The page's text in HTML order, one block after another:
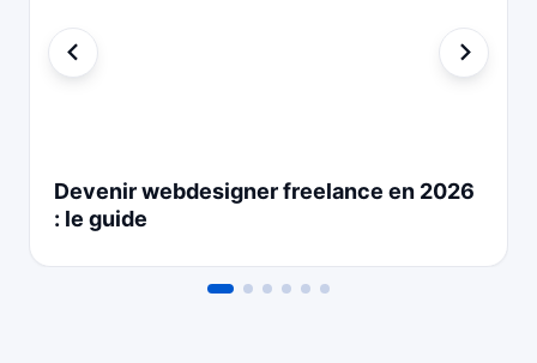
Devenir webdesigner freelance en 2026
: le guide